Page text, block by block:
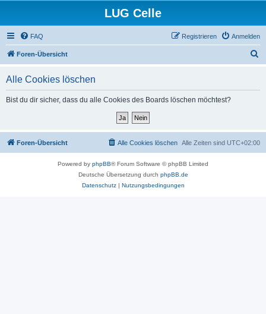
LUG Celle
FAQ Anmelden
Registrieren
Foren-Übersicht
Alle Cookies löschen
Bist du dir sicher, dass du alle Cookies des Boards löschen möchtest?
Foren-Übersicht Alle Zeiten sind UTC+02:00
Alle Cookies löschen
Powered by phpBB® Forum Software © phpBB Limited
Deutsche Übersetzung durch phpBB.de
Datenschutz| Nutzungsbedingungen